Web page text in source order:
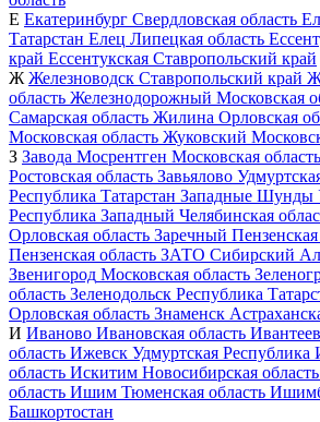
Е Екатеринбург Свердловская область
Татарстан Елец Липецкая область
край Ессентукская Ставропольский край
Ж Железноводск Ставропольский край
область Железнодорожный Московская
Самарская область Жилина Орловская
Московская область Жуковский
З Завода Мосрентген Московская область
Ростовская область Завьялово
Республика Татарстан Западные Шунды
Республика Западный Челябинская
Орловская область Заречный Пензенская
Пензенская область ЗАТО Сибирский
Звенигород Московская область
область Зеленодольск Республика
Орловская область Знаменск
И Иваново Ивановская область
область Ижевск Удмуртская Республика
область Искитим Новосибирская область
область Ишим Тюменская область
Башкортостан